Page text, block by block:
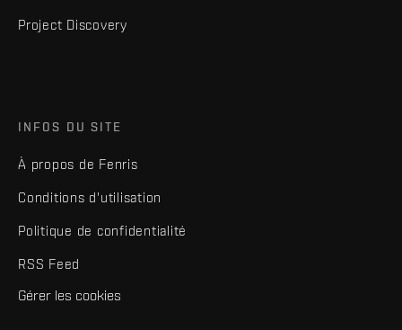
Project Discovery
INFOS DU SITE
À propos de Fenris
Conditions d'utilisation
Politique de confidentialité
RSS Feed
Gérer les cookies